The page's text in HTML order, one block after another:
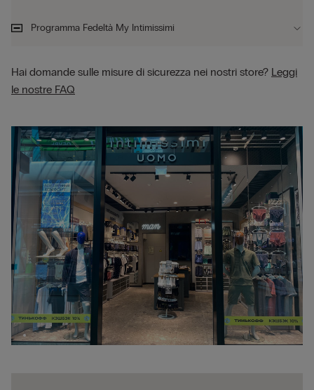
Programma Fedeltà My Intimissimi
Hai domande sulle misure di sicurezza nei nostri store? Leggi
le nostre FAQ